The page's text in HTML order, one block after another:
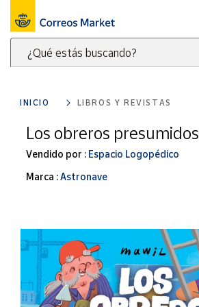
¿Qué estás buscando?
clave
para
buscar
productos
Menú
Nuestro
catálogo
Alimentación
Bebidas
Ocio y cultura
Juguetes y
Merchandising
y regalos
Tienda de
Correos
INICIO LIBROS Y REVISTAS
Los obreros presumidos
Vendido por : Espacio Logopédico
Marca :Astronave